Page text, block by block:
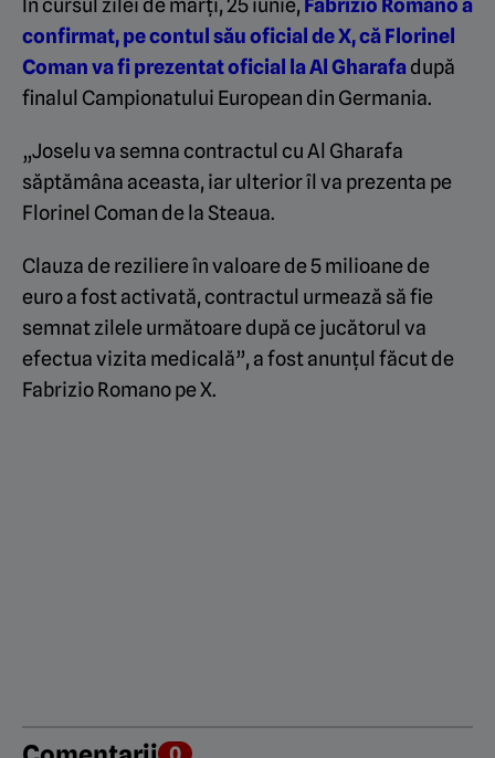
În cursul zilei de marți, 25 iunie, Fabrizio Romano a
confirmat, pe contul său oficial de X, că Florinel
Coman va fi prezentat oficial la Al Gharafadupă
finalul Campionatului European din Germania.
„Joselu va semna contractul cu Al Gharafa
săptămâna aceasta, iar ulterior îl va prezenta pe
Florinel Coman de la Steaua.
Clauza de reziliere în valoare de 5 milioane de
euro a fost activată, contractul urmează să fie
semnat zilele următoare după ce jucătorul va
efectua vizita medicală”, a fost anunțul făcut de
Fabrizio Romano pe X.